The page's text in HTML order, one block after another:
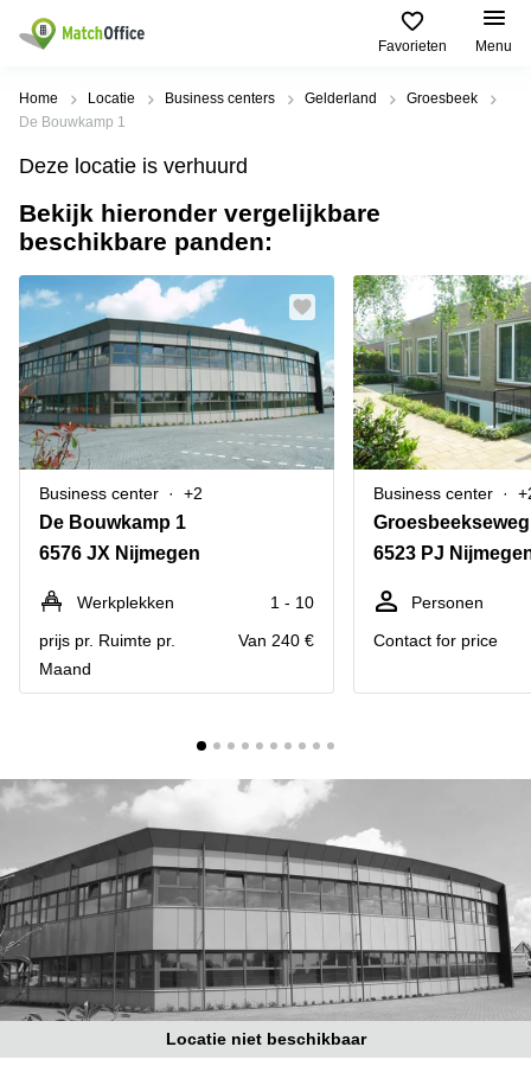
Favorieten Menu
Huren / Verhuren
Productpagina's
Kantoorruimten
Business
Flexplekken
Coworking
Spaces
Vergaderruimten
Virtueel
Kantoor
Bedrijfsruimte
Populaire
Steden
Alkmaar
Oost
Amsterdam
Westpoort
Bergen
op
Zoom
Amersfoort
Breda
Hengelo
Hilversum
Hoofddorp
Deventer
Tilburg
Amsterdam
Westpoort
Populaire
zoekopdrachten
Kantoorruimte
in Breda
Kantoor
huren
Bergen
op
Zoom
Kantoor
huren
Tiel
Kantoor
huren
Reeuwijk
Business
Arnhem
Business
center
Business
center
Den
Haag
Coworking
space
Breda
Coworking
Help
Over ons
Voeg je kantoorruimte toe
Huurprijs
Log in
Home Locatie Business centers Gelderland
Groesbeek
De Bouwkamp 1
Deze locatie is verhuurd
Bekijk hieronder vergelijkbare
beschikbare panden:
Business center +2
De Bouwkamp 1
6576 JX Nijmegen
Werkplekken
1 - 10
prijs pr. Ruimte pr.
Maand
Van 240 €
Business center
6523 PJ
Personen
Contact for price
Locatie niet beschikbaar